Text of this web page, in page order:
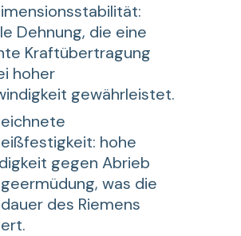
Dehnung, die eine
Kraftübertragung
hoher
gewährleistet.
hohe
gegen Abrieb
was die
des Riemens